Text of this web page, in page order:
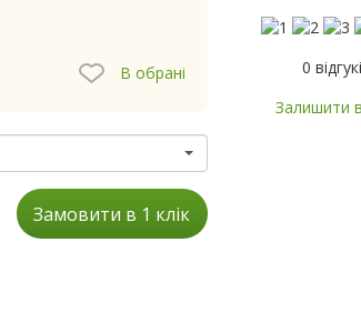
В обрані
0
Залишити
Замовити в 1 клік